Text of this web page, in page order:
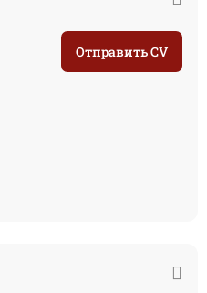
Отправить CV